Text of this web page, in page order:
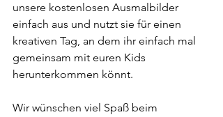
unsere kostenlosen Ausmalbilder
einfach aus und nutzt sie für einen
kreativen Tag, an dem ihr einfach mal
gemeinsam mit euren Kids
herunterkommen könnt.
Wir wünschen viel Spaß beim